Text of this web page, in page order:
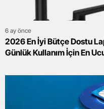
6 ay önce
2026 En İyi Bütçe Dostu
Günlük Kullanım İçin En